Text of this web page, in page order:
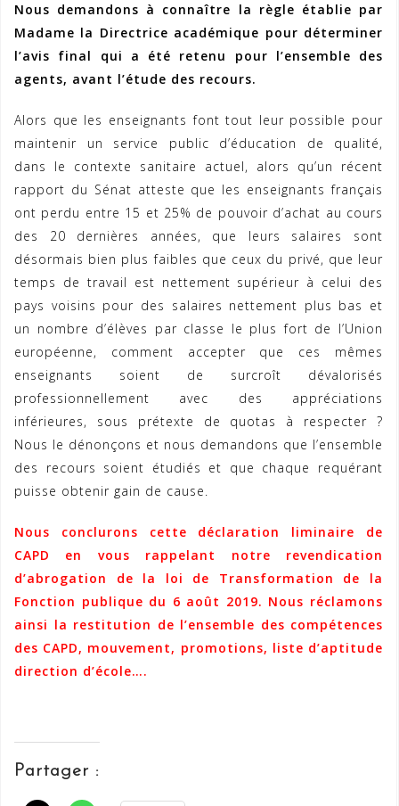
Nous demandons à connaître la règle établie par
Madame la Directrice académique pour déterminer
l’avis final qui a été retenu pour l’ensemble des
agents, avant l’étude des recours.
Alors que les enseignants font tout leur possible pour
maintenir un service public d’éducation de qualité,
dans le contexte sanitaire actuel, alors qu’un récent
rapport du Sénat atteste que les enseignants français
ont perdu entre 15 et 25% de pouvoir d’achat au cours
des 20 dernières années, que leurs salaires sont
désormais bien plus faibles que ceux du privé, que leur
temps de travail est nettement supérieur à celui des
pays voisins pour des salaires nettement plus bas et
un nombre d’élèves par classe le plus fort de l’Union
européenne, comment accepter que ces mêmes
enseignants soient de surcroît dévalorisés
professionnellement avec des appréciations
inférieures, sous prétexte de quotas à respecter ?
Nous le dénonçons et nous demandons que l’ensemble
des recours soient étudiés et que chaque requérant
puisse obtenir gain de cause.
Nous conclurons cette déclaration liminaire de
CAPD en vous rappelant notre revendication
d’abrogation de la loi de Transformation de la
Fonction publique du 6 août 2019. Nous réclamons
ainsi la restitution de l’ensemble des compétences
des CAPD, mouvement, promotions, liste d’aptitude
direction d’école….
Partager :